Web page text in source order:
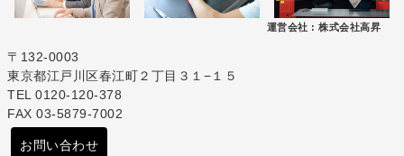
運営会社 : 株式会社高昇
〒132-0003
東京都江戸川区春江町２丁目３１−１５
TEL 0120-120-378
FAX 03-5879-7002
お問い合わせ